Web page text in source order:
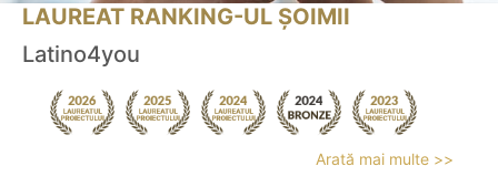
LAUREAT RANKING-UL ȘOIMII
Latino4you
Arată mai multe >>